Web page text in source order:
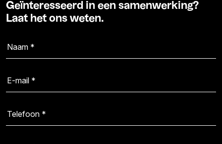
Geïnteresseerd in een samenwerking?
Laat het ons weten.